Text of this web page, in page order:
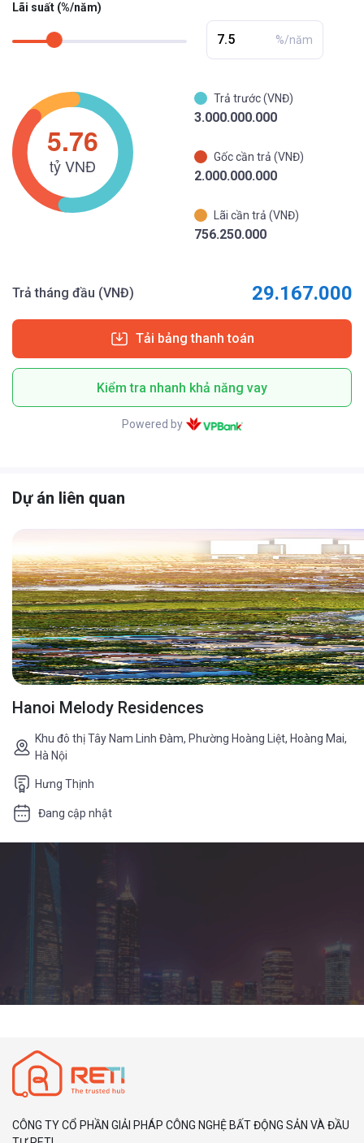
Lãi suất (%/năm)
%/năm
Trả trước (VNĐ)
3.000.000.000
Gốc cần trả (VNĐ)
2.000.000.000
Lãi cần trả (VNĐ)
756.250.000
Trả tháng đầu (VNĐ) 29.167.000
Tải bảng thanh toán
Kiểm tra nhanh khả năng vay
Powered by
Dự án liên quan
Hanoi Melody Residences
Khu đô thị Tây Nam Linh Đàm, Phường Hoàng Liệt, Hoàng Mai,
Hà Nội
Hưng Thịnh
Đang cập nhật
CÔNG TY CỔ PHẦN GIẢI PHÁP CÔNG NGHỆ BẤT ĐỘNG SẢN VÀ ĐẦU